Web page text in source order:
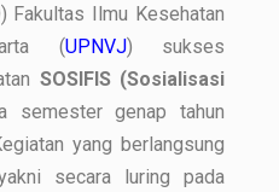
Fakultas Ilmu Kesehatan
(UPNVJ) sukses
SOSIFIS (Sosialisasi
semester genap tahun
yang berlangsung
secara luring pada